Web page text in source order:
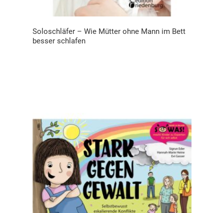
Soloschläfer – Wie Mütter ohne Mann im Bett
besser schlafen